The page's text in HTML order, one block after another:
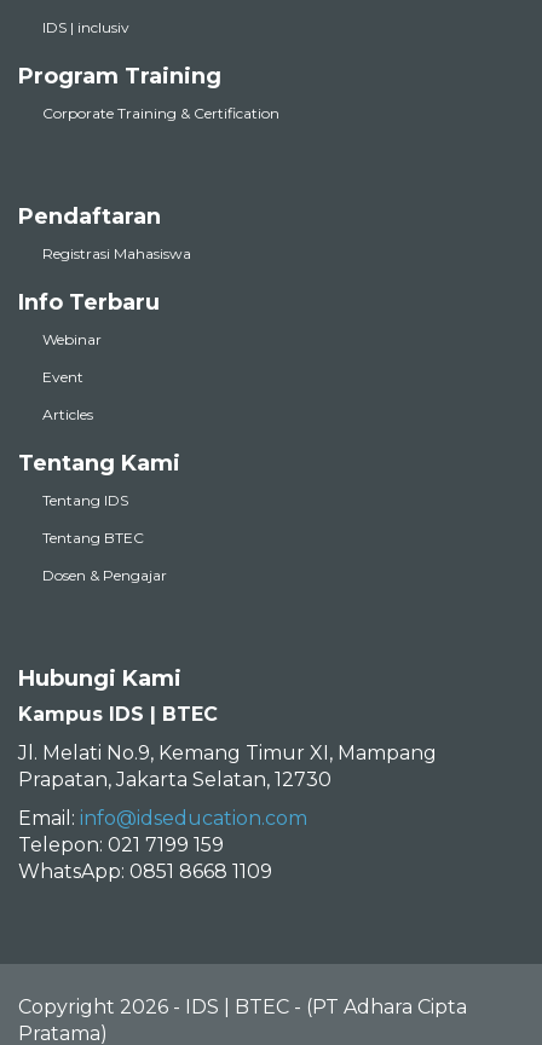
IDS | inclusiv
Program Training
Corporate Training & Certification
Pendaftaran
Registrasi Mahasiswa
Info Terbaru
Webinar
Event
Articles
Tentang Kami
Tentang IDS
Tentang BTEC
Dosen & Pengajar
Hubungi Kami
Kampus IDS | BTEC
Jl. Melati No.9, Kemang Timur XI, Mampang
Prapatan, Jakarta Selatan, 12730
Email: info@idseducation.com
Telepon: 021 7199 159
WhatsApp: 0851 8668 1109
Copyright 2026 - IDS | BTEC - (PT Adhara Cipta
Pratama)